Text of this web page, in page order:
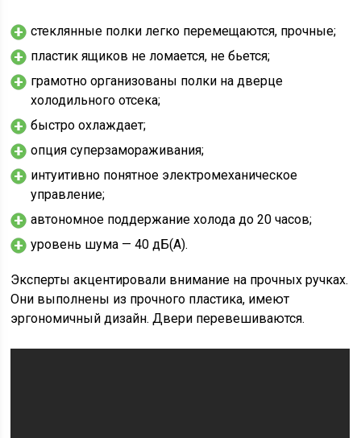
стеклянные полки легко перемещаются, прочные;
пластик ящиков не ломается, не бьется;
грамотно организованы полки на дверце
холодильного отсека;
быстро охлаждает;
опция суперзамораживания;
интуитивно понятное электромеханическое
управление;
автономное поддержание холода до 20 часов;
уровень шума — 40 дБ(А).
Эксперты акцентировали внимание на прочных ручках.
Они выполнены из прочного пластика, имеют
эргономичный дизайн. Двери перевешиваются.